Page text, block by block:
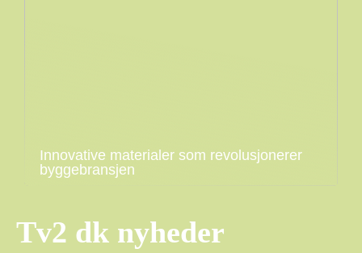
Innovative materialer som revolusjonerer
byggebransjen
Tv2 dk nyheder